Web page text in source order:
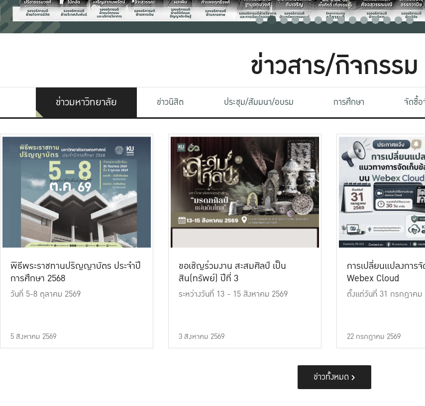
ข่าวสาร/กิจกรรม
ข่าวมหาวิทยาลัย ข่าวนิสิต ประชุม/สัมมนา/อบรม การศึกษา จัดซื้อ
พิธีพระราชทานปริญญาบัตร ประจำปี
การศึกษา 2568
วันที่ 5-8 ตุลาคม 2569
5 สิงหาคม 2569
ขอเชิญร่วมงาน สะสมศิลป์ เป็น
สิน(ทรัพย์) ปีที่ 3
ระหว่างวันที่ 13 - 15 สิงหาคม 2569
3 สิงหาคม 2569
การเปลี่ยนแปลงการ
Webex Cloud
ตั้งแต่วันที่ 31 กรกฎาคม
22 กรกฎาคม 2569
ข่าวทั้งหมด